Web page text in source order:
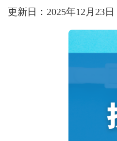
更新日：2025年12月23日